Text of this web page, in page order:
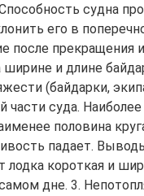
судна
его в
после прекращения
ширине и длине
(байдарки,
суда.
половина
падает.
лодка короткая и
дне. 3.